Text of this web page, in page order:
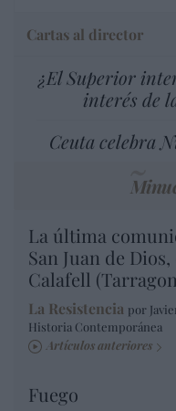
Cartas al director
¿El Superior
interés de
Ceuta celebra
La última
San Juan de
Calafell
La Resistencia por
Historia Contemporánea
Artículos anteriores
Fuego